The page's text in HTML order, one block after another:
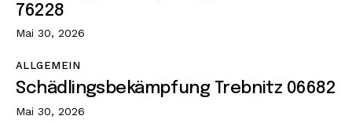
76228
Mai 30, 2026
ALLGEMEIN
Schädlingsbekämpfung Trebnitz 06682
Mai 30, 2026